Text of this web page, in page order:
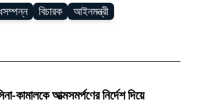
বিচারক আইনমন্ত্রী
কামালকে আত্মসমর্পণের নির্দেশ দিয়ে